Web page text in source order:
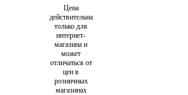
Цена
действительна
только для
интернет-
магазина и
может
отличаться от
цен в
розничных
магазинах